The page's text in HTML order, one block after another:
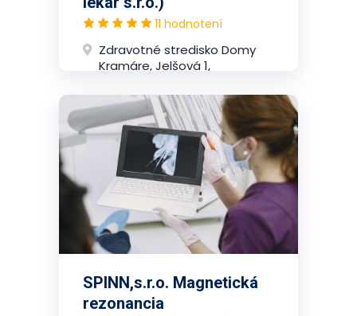
11 hodnotení
Zdravotné stredisko Domy
Kramáre, Jelšová 1,
(Bratislava)
SPINN,s.r.o. Magnetická
rezonancia